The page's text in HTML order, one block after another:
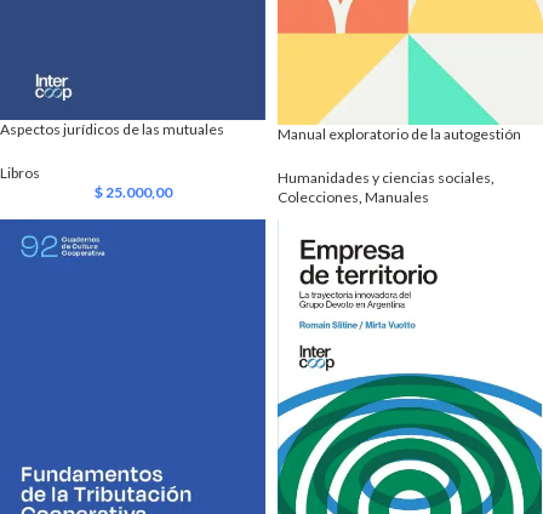
Aspectos jurídicos de las mutuales
Libros
$25.000,00
Manual exploratorio de la autogestión
Humanidades y ciencias sociales
Colecciones Manuales